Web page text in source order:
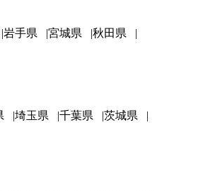
岩手県 宮城県
秋田県
埼玉県 千葉県
茨城県